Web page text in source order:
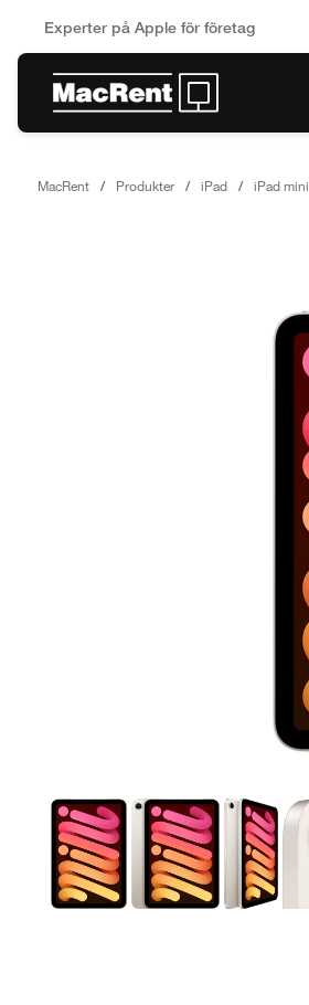
Experter på Apple för företag
MacRent Produkter iPad iPad